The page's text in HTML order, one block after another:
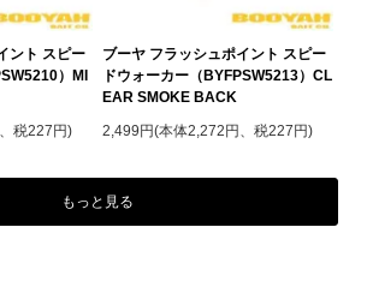
ント スピー
）MI
税227円)
ブーヤ フラッシュポイント スピー
ドウォーカー（BYFPSW5213）CL
EAR SMOKE BACK
2,499円(本体2,272円、税227円)
もっと見る